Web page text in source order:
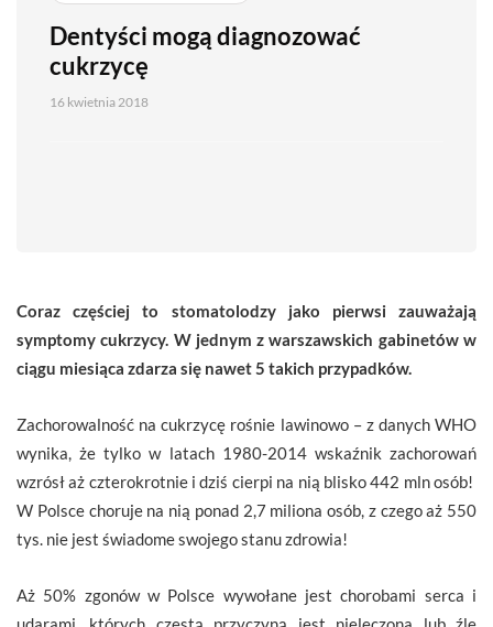
Dentyści mogą diagnozować
cukrzycę
16 kwietnia 2018
Coraz częściej to stomatolodzy jako pierwsi zauważają
symptomy cukrzycy. W jednym z warszawskich gabinetów w
ciągu miesiąca zdarza się nawet 5 takich przypadków.
Zachorowalność na cukrzycę rośnie lawinowo – z danych WHO
wynika, że tylko w latach 1980-2014 wskaźnik zachorowań
wzrósł aż czterokrotnie i dziś cierpi na nią blisko 442 mln osób!
W Polsce choruje na nią ponad 2,7 miliona osób, z czego aż 550
tys. nie jest świadome swojego stanu zdrowia!
Aż 50% zgonów w Polsce wywołane jest chorobami serca i